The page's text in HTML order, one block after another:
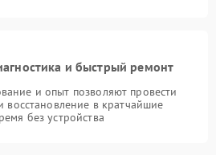
и быстрый ремонт
и опыт позволяют провести
восстановление в кратчайшие
без устройства